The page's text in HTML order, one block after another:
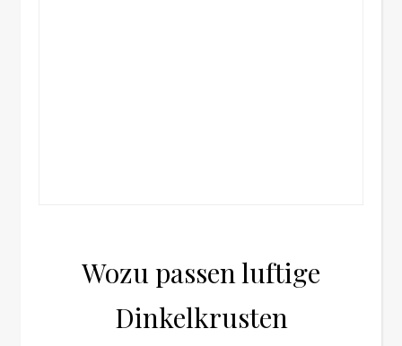
Wozu passen luftige
Dinkelkrusten